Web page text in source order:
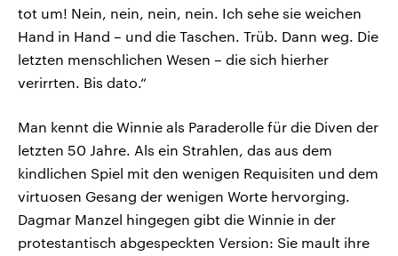
tot um! Nein, nein, nein, nein. Ich sehe sie weichen
Hand in Hand – und die Taschen. Trüb. Dann weg. Die
letzten menschlichen Wesen – die sich hierher
verirrten. Bis dato.“
Man kennt die Winnie als Paraderolle für die Diven der
letzten 50 Jahre. Als ein Strahlen, das aus dem
kindlichen Spiel mit den wenigen Requisiten und dem
virtuosen Gesang der wenigen Worte hervorging.
Dagmar Manzel hingegen gibt die Winnie in der
protestantisch abgespeckten Version: Sie mault ihre